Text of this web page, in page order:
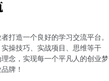
打造一个良好的学习交流平台。
操技巧、实战项目、思维等干
念，实现每一个平凡人的创业梦
牌！